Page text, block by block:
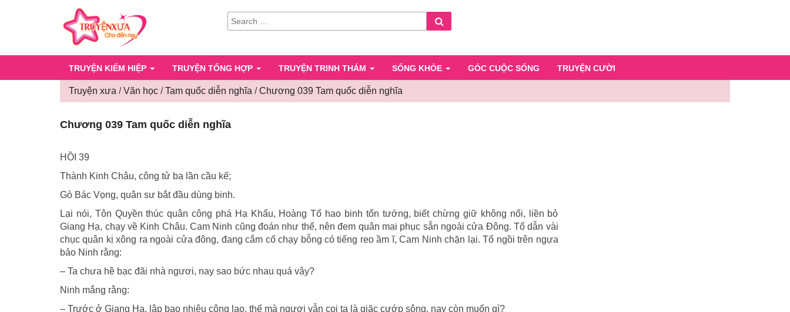
SEARCH
FOR:
TRUYỆN KIẾM HIỆP TRUYỆN TỔNG HỢP TRUYỆN TRINH THÁM SỐNG KHỎE GÓC CUỘC SỐNG TRUYỆN CƯỜI
Truyện xưa /Văn học /Tam quốc diễn nghĩa /Chương 039 Tam quốc diễn nghĩa
Chương 039 Tam quốc diễn nghĩa
HỒI 39
Thành Kinh Châu, công tử ba lần cầu kế;
Gò Bác Vọng, quân sư bắt đầu dùng binh.
Lại nói, Tôn Quyền thúc quân công phá Hạ Khẩu, Hoàng Tổ hao binh tổn tướng, biết chừng giữ không nổi, liền bỏ
Giang Hạ, chạy về Kinh Châu. Cam Ninh cũng đoán như thế, nên đem quân mai phục sẵn ngoài cửa Đông. Tổ dẫn vài
chục quân kị xông ra ngoài cửa đông, đang cắm cổ chạy bỗng có tiếng reo ầm ĩ, Cam Ninh chặn lại. Tổ ngồi trên ngựa
bảo Ninh rằng:
– Ta chưa hề bạc đãi nhà ngươi, nay sao bức nhau quá vậy?
Ninh mắng rằng:
– Trước ở Giang Hạ, lập bao nhiêu công lao, thế mà ngươi vẫn coi ta là giặc cướp sông, nay còn muốn gì?